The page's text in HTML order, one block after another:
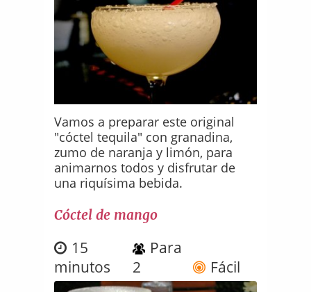
Vamos a preparar este original
"cóctel tequila" con granadina,
zumo de naranja y limón, para
animarnos todos y disfrutar de
una riquísima bebida.
Cóctel de mango
15
minutos
Para
2
Fácil